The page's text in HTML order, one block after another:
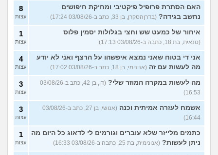
האם הסתרת פרופיל פיקטיבי ומחיקת חיפושים
נחשב בגידה? (בדרןהסקרן, בן 33, כתב ב-03/08/26 17:24)
8
עצות
איחור של כמעט שש וחצי בגלולות יסמין פלוס
(סנאית, בת 18, כתבה ב-03/08/26 17:13)
1
עצות
אני די בטוח שאני נמצא איפשהו על הרצף ואני לא יודע
מה לעשות עם זה (אנונימי, בן 18, כתב ב-03/08/26 17:02)
4
עצות
מה לעשות במקרה המוזר שלי?
(דן, בן 42, כתב ב-03/08/26
16:53)
3
עצות
אשמח לעזרה אמיתית וכנה
(אנושי, בן 27, כתב ב-03/08/26
16:44)
3
עצות
כתמים מלייזר שלא עוברים וגורמים לי לדאוג כל היום מה
ניתן לעשות? (אנונימית, בת 25, כתבה ב-03/08/26 16:33)
1
עצות